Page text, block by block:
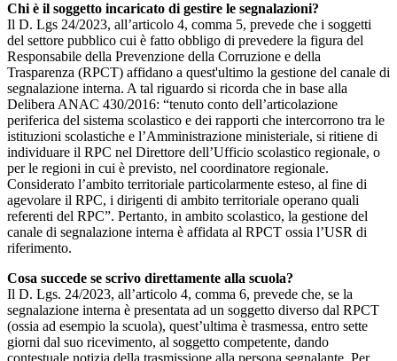
Chi è il soggetto incaricato di gestire le segnalazioni?
Il D. Lgs 24/2023, all’articolo 4, comma 5, prevede che i soggetti
del settore pubblico cui è fatto obbligo di prevedere la figura del
Responsabile della Prevenzione della Corruzione e della
Trasparenza (RPCT) affidano a quest'ultimo la gestione del canale di
segnalazione interna. A tal riguardo si ricorda che in base alla
Delibera ANAC 430/2016: “tenuto conto dell’articolazione
periferica del sistema scolastico e dei rapporti che intercorrono tra le
istituzioni scolastiche e l’Amministrazione ministeriale, si ritiene di
individuare il RPC nel Direttore dell’Ufficio scolastico regionale, o
per le regioni in cui è previsto, nel coordinatore regionale.
Considerato l’ambito territoriale particolarmente esteso, al fine di
agevolare il RPC, i dirigenti di ambito territoriale operano quali
referenti del RPC”. Pertanto, in ambito scolastico, la gestione del
canale di segnalazione interna è affidata al RPCT ossia l’USR di
riferimento.
Cosa succede se scrivo direttamente alla scuola?
Il D. Lgs. 24/2023, all’articolo 4, comma 6, prevede che, se la
segnalazione interna è presentata ad un soggetto diverso dal RPCT
(ossia ad esempio la scuola), quest’ultima è trasmessa, entro sette
giorni dal suo ricevimento, al soggetto competente, dando